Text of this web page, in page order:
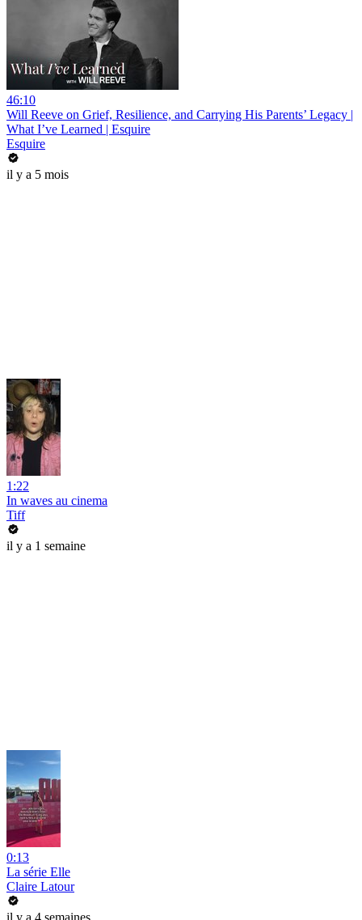
46:10
Will Reeve on Grief, Resilience, and Carrying His Parents’ Legacy |
What I’ve Learned | Esquire
Esquire
il y a 5 mois
1:22
In waves au cinema
Tiff
il y a 1 semaine
0:13
La série Elle
Claire Latour